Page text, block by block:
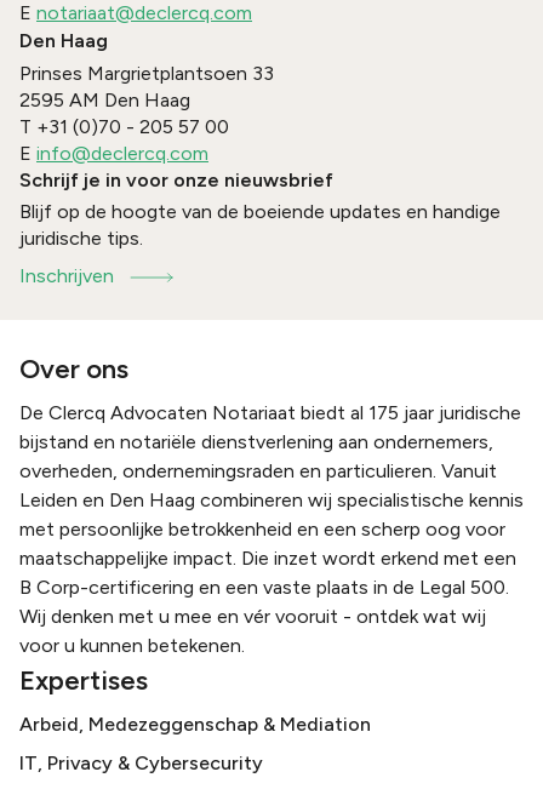
E notariaat@declercq.com
Den Haag
Prinses Margrietplantsoen 33
2595 AM Den Haag
T +31 (0)70 - 205 57 00
E info@declercq.com
Schrijf je in voor onze nieuwsbrief
Blijf op de hoogte van de boeiende updates en handige
juridische tips.
Inschrijven
Over ons
De Clercq Advocaten Notariaat biedt al 175 jaar juridische
bijstand en notariële dienstverlening aan ondernemers,
overheden, ondernemingsraden en particulieren. Vanuit
Leiden en Den Haag combineren wij specialistische kennis
met persoonlijke betrokkenheid en een scherp oog voor
maatschappelijke impact. Die inzet wordt erkend met een
B Corp-certificering en een vaste plaats in de Legal 500.
Wij denken met u mee en vér vooruit - ontdek wat wij
voor u kunnen betekenen.
Expertises
Arbeid, Medezeggenschap & Mediation
IT, Privacy & Cybersecurity